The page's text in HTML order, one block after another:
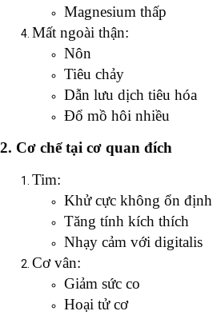
Magnesium thấp
Mất ngoài thận:
Nôn
Tiêu chảy
Dẫn lưu dịch tiêu hóa
Đổ mồ hôi nhiều
2. Cơ chế tại cơ quan đích
Tim:
Khử cực không ổn định
Tăng tính kích thích
Nhạy cảm với digitalis
Cơ vân:
Giảm sức co
Hoại tử cơ